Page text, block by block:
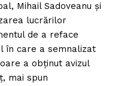
Mihail Sadoveanu şi
lucrărilor
de a reface
în care a semnalizat
a obţinut avizul
mai spun